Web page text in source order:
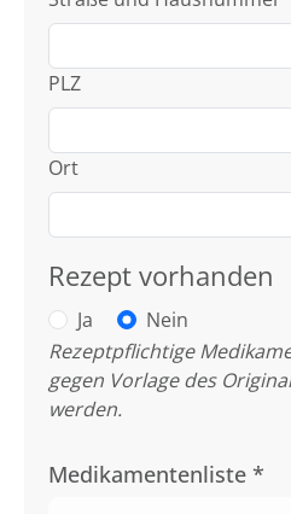
PLZ
Ort
Rezept vorhanden
Ja
Nein
Rezeptpflichtige
gegen Vorlage des
werden.
Medikamentenliste *